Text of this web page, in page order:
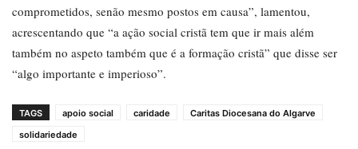
comprometidos, senão mesmo postos em causa”, lamentou,
acrescentando que “a ação social cristã tem que ir mais além
também no aspeto também que é a formação cristã” que disse ser
“algo importante e imperioso”.
TAGS apoio social caridade
Caritas Diocesana do Algarve
solidariedade